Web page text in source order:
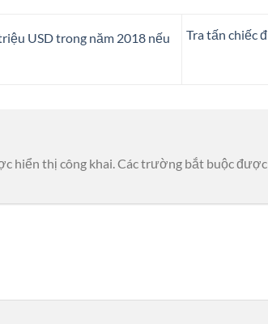
USD trong năm 2018 nếu
Tra tấn chiếc
hiển thị công khai.Các trường bắt buộc